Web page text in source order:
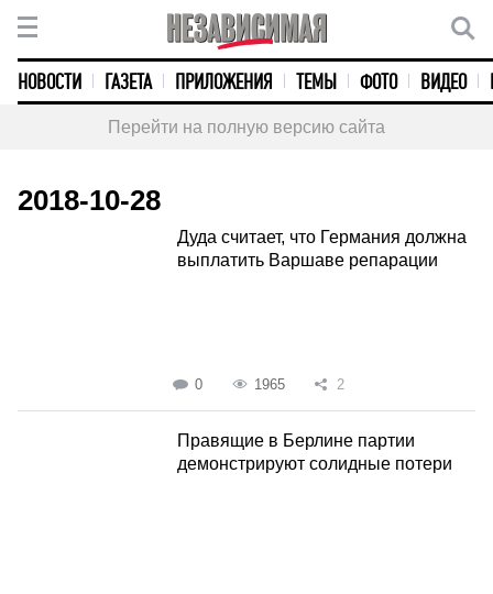
НОВОСТИ ГАЗЕТА ПРИЛОЖЕНИЯ ТЕМЫ ФОТО ВИДЕО
Перейти на полную версию сайта
2018-10-28
Дуда считает, что Германия должна
выплатить Варшаве репарации
0 1965 2
Правящие в Берлине партии
демонстрируют солидные потери